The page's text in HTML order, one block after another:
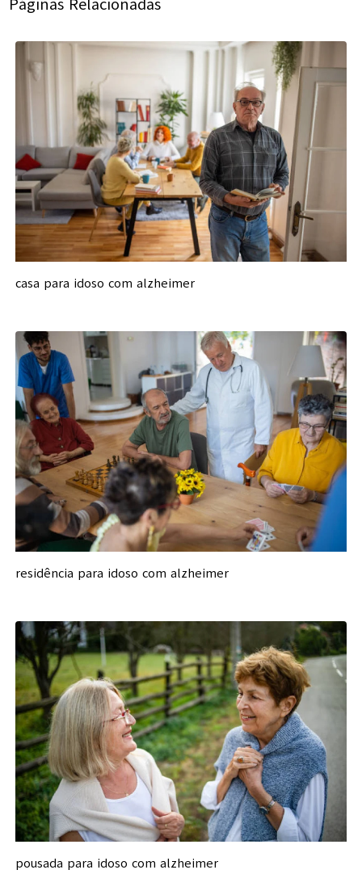
casa para idoso com alzheimer
residência para idoso com alzheimer
pousada para idoso com alzheimer